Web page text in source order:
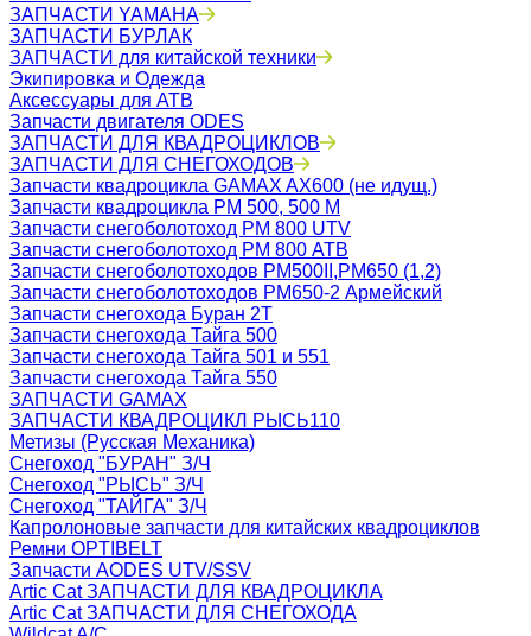
ЗАПЧАСТИ YAMAHA
ЗАПЧАСТИ БУРЛАК
ЗАПЧАСТИ для китайской техники
Экипировка и Одежда
Аксессуары для АТВ
Запчасти двигателя ODES
ЗАПЧАСТИ ДЛЯ КВАДРОЦИКЛОВ
ЗАПЧАСТИ ДЛЯ СНЕГОХОДОВ
Запчасти квадроцикла GAMAX AX600 (не идущ.)
Запчасти квадроцикла РМ 500, 500 М
Запчасти снегоболотоход РМ 800 UTV
Запчасти снегоболотоход РМ 800 АТВ
Запчасти снегоболотоходов РМ500II,РМ650 (1,2)
Запчасти снегоболотоходов РМ650-2 Армейский
Запчасти снегохода Буран 2Т
Запчасти снегохода Тайга 500
Запчасти снегохода Тайга 501 и 551
Запчасти снегохода Тайга 550
ЗАПЧАСТИ GAMAX
ЗАПЧАСТИ КВАДРОЦИКЛ РЫСЬ110
Метизы (Русская Механика)
Снегоход "БУРАН" З/Ч
Снегоход "РЫСЬ" З/Ч
Снегоход "ТАЙГА" З/Ч
Капролоновые запчасти для китайских квадроциклов
Ремни OPTIBELT
Запчасти AODES UTV/SSV
Artic Cat ЗАПЧАСТИ ДЛЯ КВАДРОЦИКЛА
Artic Cat ЗАПЧАСТИ ДЛЯ СНЕГОХОДА